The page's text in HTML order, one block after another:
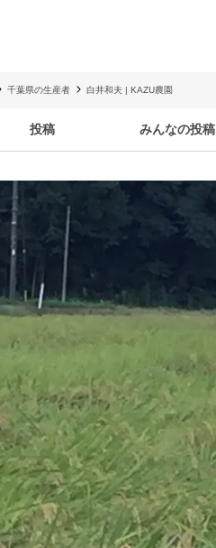
千葉県の生産者 白井和夫 | KAZU農園
投稿 みんなの投稿